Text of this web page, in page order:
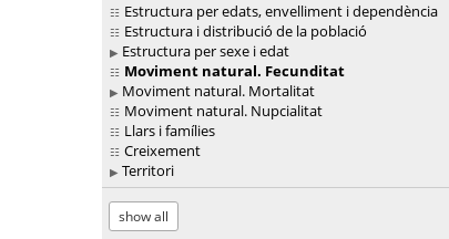
Estructura per edats, envelliment i dependència
Estructura i distribució de la població
Estructura per sexe i edat
Moviment natural. Fecunditat
Moviment natural. Mortalitat
Moviment natural. Nupcialitat
Llars i famílies
Creixement
Territori
show all